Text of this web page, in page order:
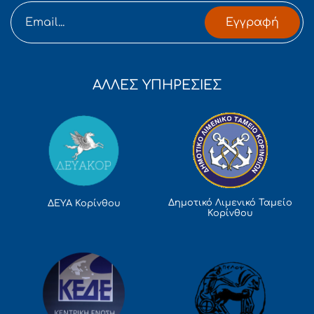
Εγγραφή
ΑΛΛΕΣ ΥΠΗΡΕΣΙΕΣ
ΔΕΥΑ Κορίνθου
Δημοτικό Λιμενικό Ταμείο
Κορίνθου